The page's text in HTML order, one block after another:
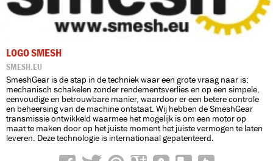
LOGO SMESH
SMESH.EU
SmeshGear is de stap in de techniek waar een grote vraag naar is:
mechanisch schakelen zonder rendementsverlies en op een simpele,
eenvoudige en betrouwbare manier, waardoor er een betere controle
en beheersing van de machine ontstaat. Wij hebben de SmeshGear
transmissie ontwikkeld waarmee het mogelijk is om een motor op
maat te maken door op het juiste moment het juiste vermogen te laten
leveren. Deze technologie is internationaal gepatenteerd.